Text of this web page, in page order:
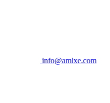
info@amlxe.com